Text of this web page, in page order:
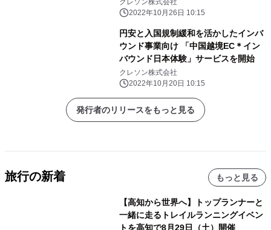
ンライン(Zoom)で開催
クレソン株式会社
2022年10月26日 10:15
円安と入国規制緩和を活かしたインバ
ウンド事業向け 「中国越境EC＊イン
バウンド日本体験」サービスを開始
クレソン株式会社
2022年10月20日 10:15
発行者のリリースをもっと見る
旅行の新着 もっと見る
【高知から世界へ】トップランナーと
一緒に走るトレイルランニングイベン
トを高知で8月29日（土）開催